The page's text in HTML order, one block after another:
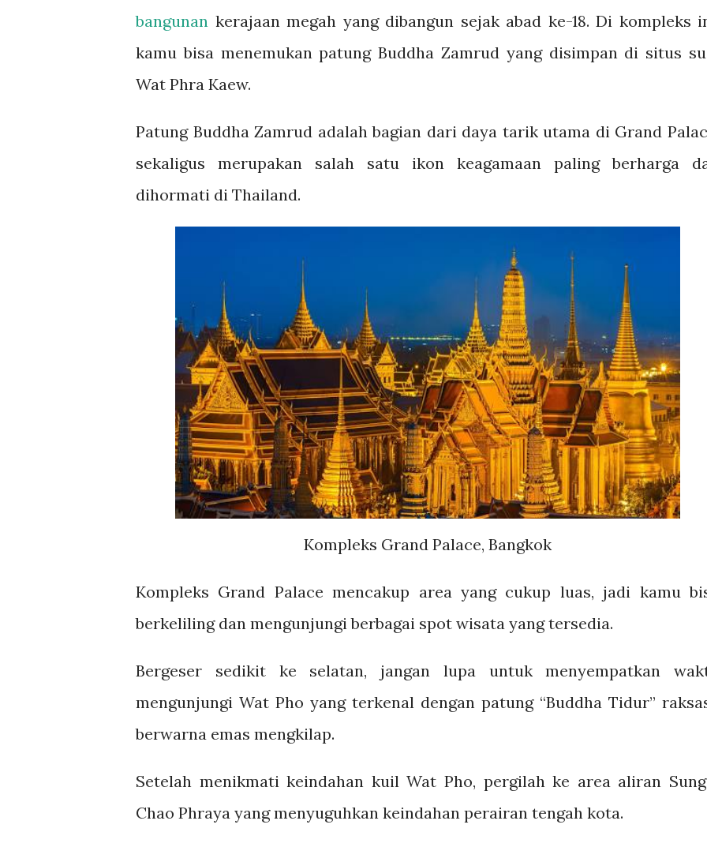
bangunan kerajaan megah yang dibangun sejak abad ke-18. Di kompleks
kamu bisa menemukan patung Buddha Zamrud yang disimpan di situs
Wat Phra Kaew.
Patung Buddha Zamrud adalah bagian dari daya tarik utama di Grand
sekaligus merupakan salah satu ikon keagamaan paling berharga
dihormati di Thailand.
Kompleks Grand Palace, Bangkok
Kompleks Grand Palace mencakup area yang cukup luas, jadi kamu
berkeliling dan mengunjungi berbagai spot wisata yang tersedia.
Bergeser sedikit ke selatan, jangan lupa untuk menyempatkan
mengunjungi Wat Pho yang terkenal dengan patung “Buddha Tidur”
berwarna emas mengkilap.
Setelah menikmati keindahan kuil Wat Pho, pergilah ke area aliran
Chao Phraya yang menyuguhkan keindahan perairan tengah kota.